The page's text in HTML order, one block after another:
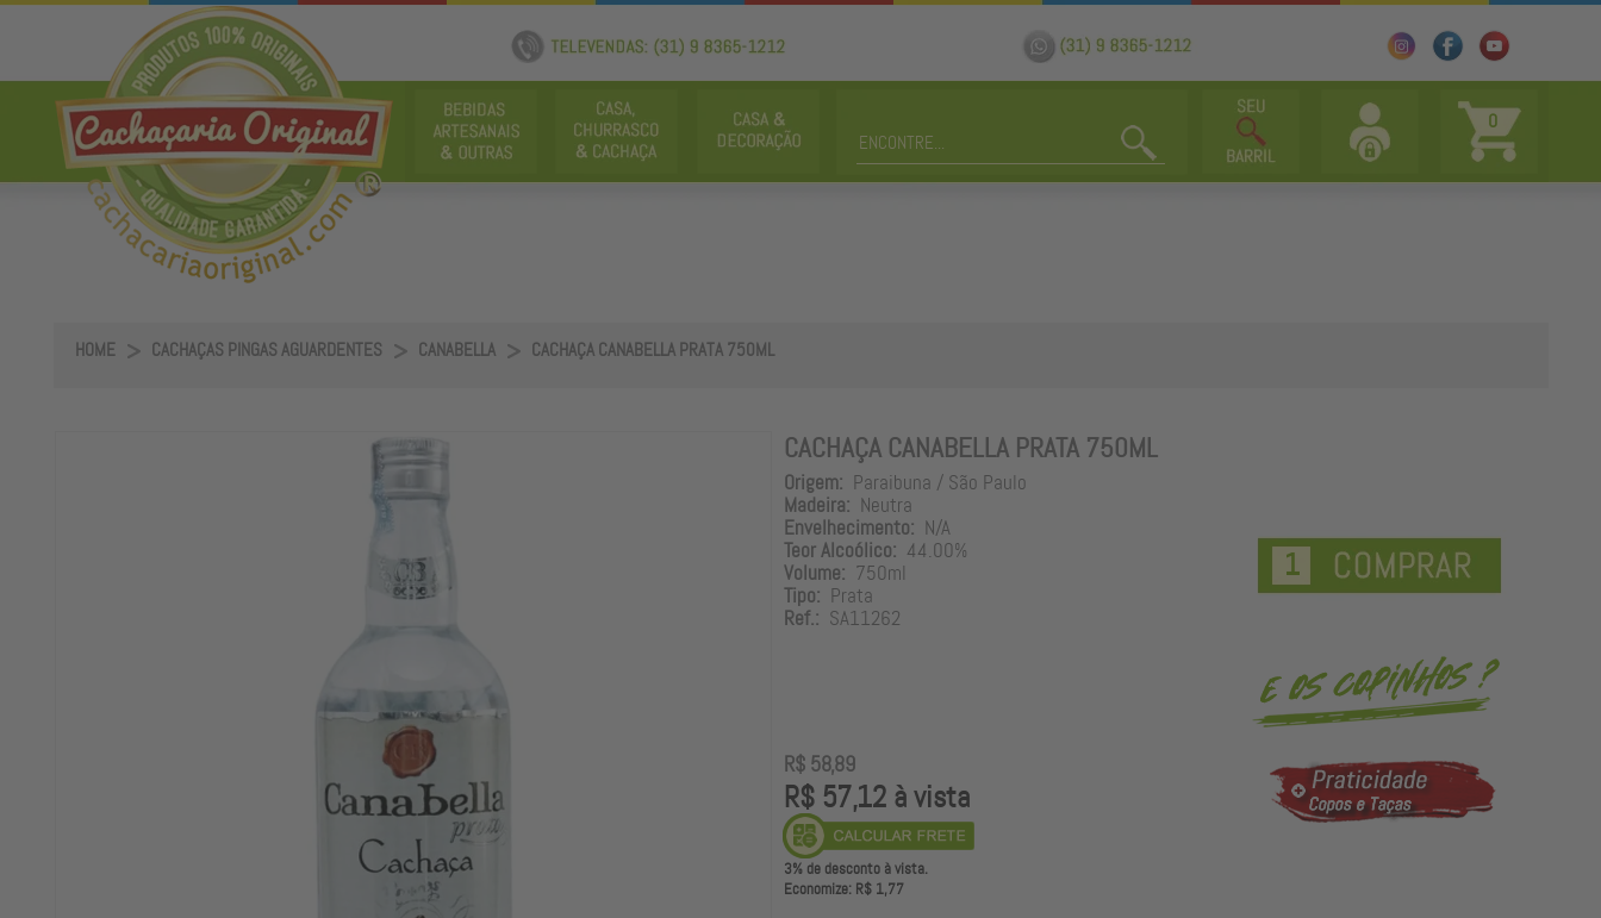
0
HOME CACHAÇAS PINGAS AGUARDENTES CANABELLA CACHAÇA CANABELLA PRATA 750ML
CACHAÇA CANABELLA PRATA 750ML
Origem: Paraibuna / São Paulo
Madeira: Neutra
Envelhecimento: N/A
Teor Alcoólico: 44.00%
Volume: 750ml
Tipo: Prata
Ref.: SA11262
R$ 58,89
R$ 57,12 à vista
3% de desconto à vista.
Economize: R$ 1,77